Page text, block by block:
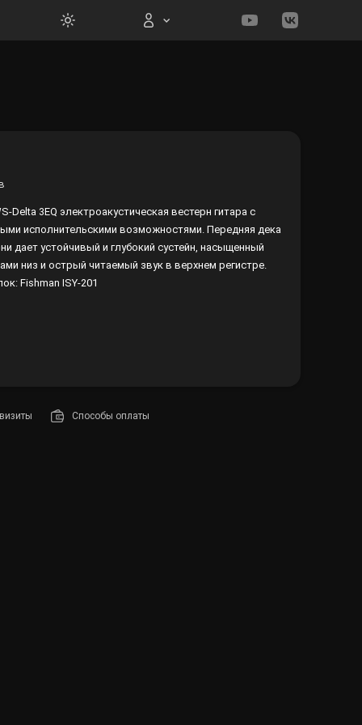
Delta 3EQ электроакустическая вестерн гитара с
исполнительскими возможностями. Передняя дека
дает устойчивый и глубокий сустейн, насыщенный
низ и острый читаемый звук в верхнем регистре.
Fishman ISY-201
Способы оплаты